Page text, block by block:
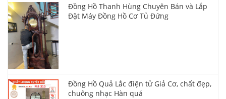
Đồng Hồ Thanh Hùng Chuyên Bán và Lắp
Đặt Máy Đồng Hồ Cơ Tủ Đứng
Đồng Hồ Quả Lắc điện tử Giả Cơ, chất đẹp,
chuông nhạc Hàn quá